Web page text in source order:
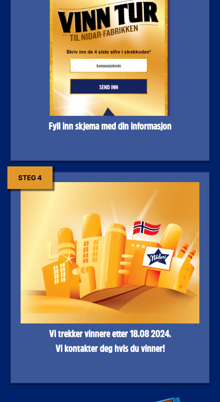
Fyll inn skjema med din informasjon
Vi trekker vinnereetter 18.08 2024.
Vi kontakter deg hvis du vinner!